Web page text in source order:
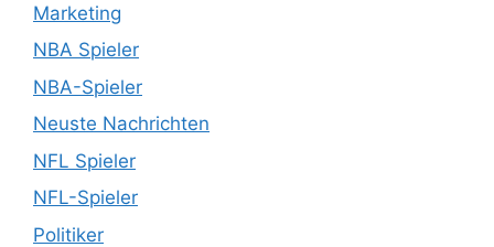
Marketing
NBA Spieler
NBA-Spieler
Neuste Nachrichten
NFL Spieler
NFL-Spieler
Politiker